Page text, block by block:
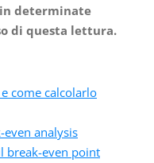
determinate
di questa lettura.
e come calcolarlo
analysis
break-even point